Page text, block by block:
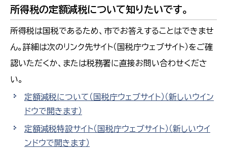
所得税の定額減税について知りたいです。
所得税は国税であるため、市でお答えすることはできませ
ん。詳細は次のリンク先サイト（国税庁ウェブサイト）をご確
認いただくか、または税務署に直接お問い合わせくださ
い。
定額減税について（国税庁ウェブサイト） （新しいウイン
ドウで開きます）
定額減税特設サイト（国税庁ウェブサイト） （新しいウイ
ンドウで開きます）